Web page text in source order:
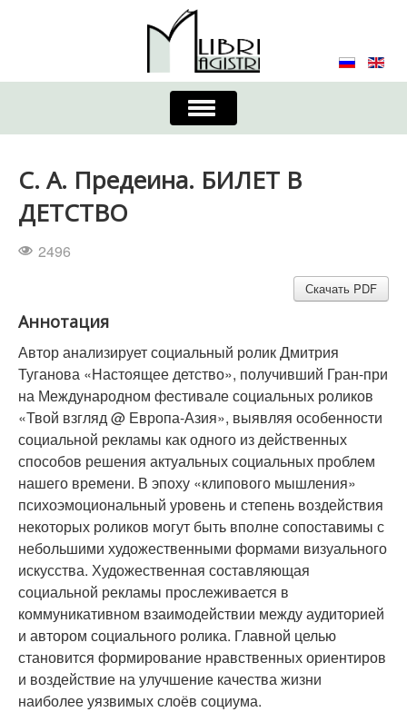
Включить/
выключить
навигацию
Журнал
Учредители
С. А. Предеина. БИЛЕТ В
ДЕТСТВО
2496
Скачать PDF
Аннотация
Автор анализирует социальный ролик Дмитрия
Туганова «Настоящее детство», получивший Гран-при
на Международном фестивале социальных роликов
«Твой взгляд @ Европа-Азия», выявляя особенности
социальной рекламы как одного из действенных
способов решения актуальных социальных проблем
нашего времени. В эпоху «клипового мышления»
психоэмоциональный уровень и степень воздействия
некоторых роликов могут быть вполне сопоставимы с
небольшими художественными формами визуального
искусства. Художественная составляющая
социальной рекламы прослеживается в
коммуникативном взаимодействии между аудиторией
и автором социального ролика. Главной целью
становится формирование нравственных ориентиров
и воздействие на улучшение качества жизни
наиболее уязвимых слоёв социума.